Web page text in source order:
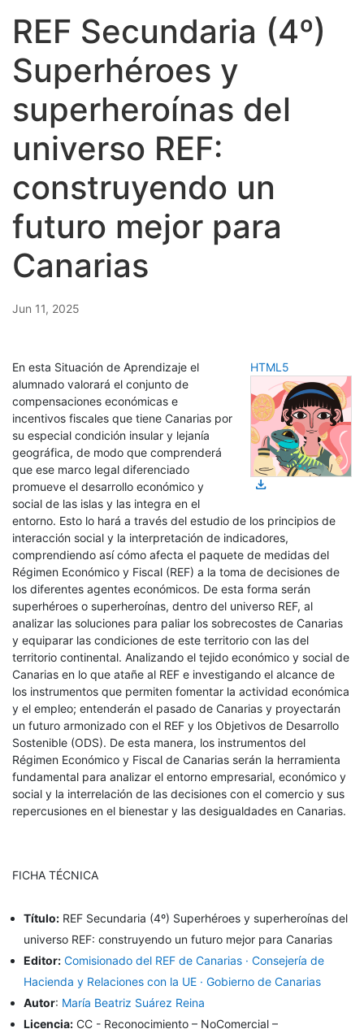
REF Secundaria (4º)
Superhéroes y
superheroínas del
universo REF:
construyendo un
futuro mejor para
Canarias
Jun 11, 2025
HTML5
download
En esta Situación de Aprendizaje el
alumnado valorará el conjunto de
compensaciones económicas e
incentivos fiscales que tiene Canarias por
su especial condición insular y lejanía
geográfica, de modo que comprenderá
que ese marco legal diferenciado
promueve el desarrollo económico y
social de las islas y las integra en el
entorno. Esto lo hará a través del estudio de los principios de
interacción social y la interpretación de indicadores,
comprendiendo así cómo afecta el paquete de medidas del
Régimen Económico y Fiscal (REF) a la toma de decisiones de
los diferentes agentes económicos. De esta forma serán
superhéroes o superheroínas, dentro del universo REF, al
analizar las soluciones para paliar los sobrecostes de Canarias
y equiparar las condiciones de este territorio con las del
territorio continental. Analizando el tejido económico y social de
Canarias en lo que atañe al REF e investigando el alcance de
los instrumentos que permiten fomentar la actividad económica
y el empleo; entenderán el pasado de Canarias y proyectarán
un futuro armonizado con el REF y los Objetivos de Desarrollo
Sostenible (ODS). De esta manera, los instrumentos del
Régimen Económico y Fiscal de Canarias serán la herramienta
fundamental para analizar el entorno empresarial, económico y
social y la interrelación de las decisiones con el comercio y sus
repercusiones en el bienestar y las desigualdades en Canarias.
FICHA TÉCNICA
Título: REF Secundaria (4º) Superhéroes y superheroínas del
universo REF: construyendo un futuro mejor para Canarias
Editor: Comisionado del REF de Canarias · Consejería de
Hacienda y Relaciones con la UE · Gobierno de Canarias
Autor: María Beatriz Suárez Reina
Licencia: CC - Reconocimiento – NoComercial –